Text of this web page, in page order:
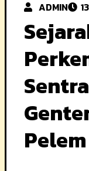
ADMIN
Pelem